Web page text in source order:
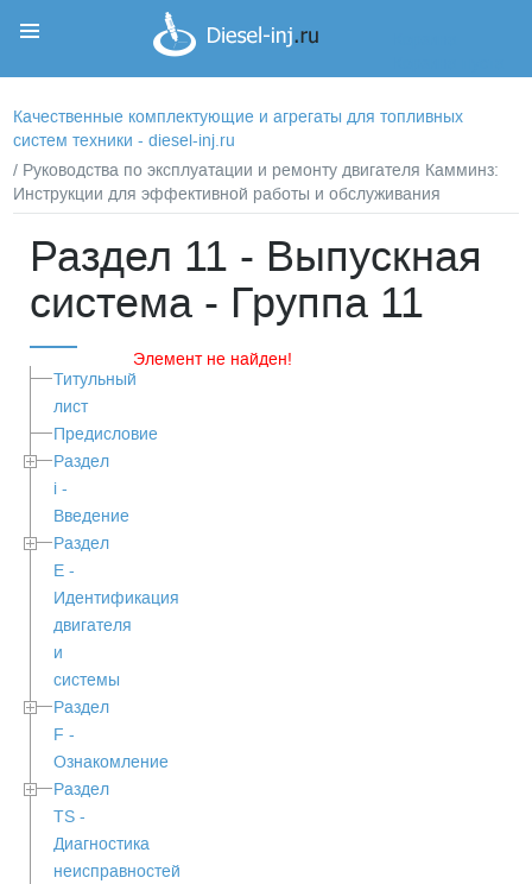
Качественные комплектующие и агрегаты для топливных
систем техники - diesel-inj.ru
/ Руководства по эксплуатации и ремонту двигателя Камминз:
Инструкции для эффективной работы и обслуживания
Раздел 11 - Выпускная
система - Группа 11
Титульный
лист
Предисловие
Раздел
i -
Введение
Раздел
Е -
Идентификация
двигателя
и
системы
Раздел
F -
Ознакомление
Раздел
TS -
Диагностика
неисправностей
Элемент не найден!